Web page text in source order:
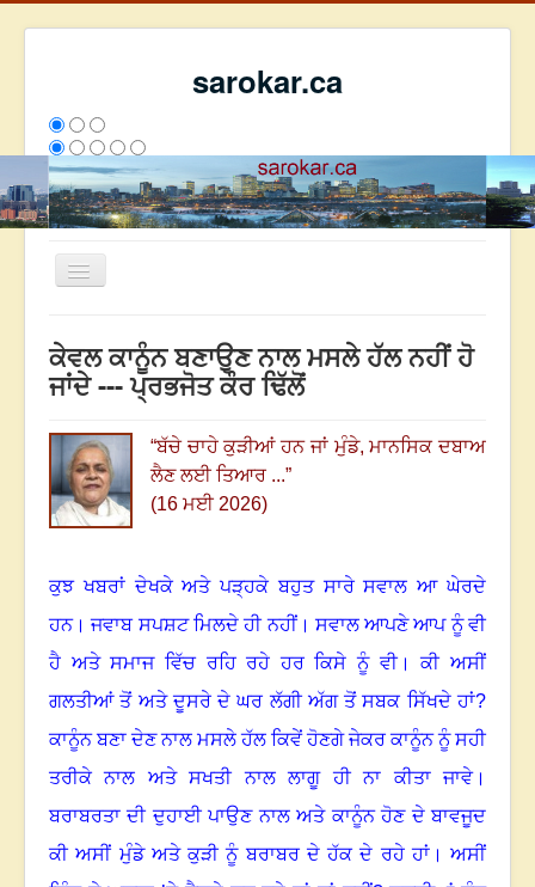
sarokar.ca
Toggle
ਰਚਨਾਵਾਂ
ਸਰੋਕਾਰ ਦੇ ਲੇਖਕ
ਸੰਪਰਕ
We have 210 guests and no members online
2804259
ਇਸ ਹਫਤੇ
ਕੇਵਲ ਕਾਨੂੰਨ ਬਣਾਉਣ ਨਾਲ ਮਸਲੇ ਹੱਲ ਨਹੀਂ ਹੋ
ਜਾਂਦੇ --- ਪ੍ਰਭਜੋਤ ਕੌਰ ਢਿੱਲੋਂ
“ਬੱਚੇ ਚਾਹੇ ਕੁੜੀਆਂ ਹਨ ਜਾਂ ਮੁੰਡੇ, ਮਾਨਸਿਕ ਦਬਾਅ
ਲੈਣ ਲਈ ਤਿਆਰ ...”
(16 ਮਈ 2026)
ਕੁਝ ਖਬਰਾਂ ਦੇਖਕੇ ਅਤੇ ਪੜ੍ਹਕੇ ਬਹੁਤ ਸਾਰੇ ਸਵਾਲ ਆ ਘੇਰਦੇ
ਹਨ।ਜਵਾਬ ਸਪਸ਼ਟ ਮਿਲਦੇ ਹੀ ਨਹੀਂ। ਸਵਾਲ ਆਪਣੇ ਆਪ ਨੂੰ ਵੀ
ਹੈ ਅਤੇ ਸਮਾਜ ਵਿੱਚ ਰਹਿ ਰਹੇ ਹਰ ਕਿਸੇ ਨੂੰ ਵੀ।
ਕੀ ਅਸੀਂ
ਗਲਤੀਆਂ ਤੋਂ ਅਤੇ ਦੂਸਰੇ ਦੇ ਘਰ ਲੱਗੀ ਅੱਗ ਤੋਂ ਸਬਕ ਸਿੱਖਦੇ ਹਾਂ?
ਕਾਨੂੰਨ ਬਣਾ ਦੇਣ ਨਾਲ ਮਸਲੇ ਹੱਲ ਕਿਵੇਂ ਹੋਣਗੇ ਜੇਕਰ ਕਾਨੂੰਨ ਨੂੰ ਸਹੀ
ਤਰੀਕੇ ਨਾਲ ਅਤੇ ਸਖਤੀ ਨਾਲ ਲਾਗੂ ਹੀ ਨਾ ਕੀਤਾ ਜਾਵੇ।
ਬਰਾਬਰਤਾ ਦੀ ਦੁਹਾਈ ਪਾਉਣ ਨਾਲ ਅਤੇ ਕਾਨੂੰਨ ਹੋਣ ਦੇ ਬਾਵਜੂਦ
ਕੀ ਅਸੀਂ ਮੁੰਡੇ ਅਤੇ ਕੁੜੀ ਨੂੰ ਬਰਾਬਰ ਦੇ ਹੱਕ ਦੇ ਰਹੇ ਹਾਂ। ਅਸੀਂ